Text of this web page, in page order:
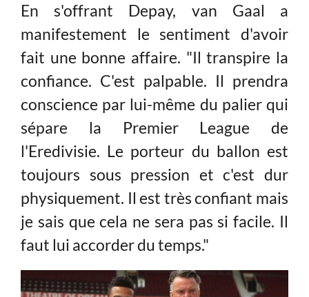
En s'offrant Depay, van Gaal a
manifestement le sentiment d'avoir
fait une bonne affaire. "Il transpire la
confiance. C'est palpable. Il prendra
conscience par lui-même du palier qui
sépare la Premier League de
l'Eredivisie. Le porteur du ballon est
toujours sous pression et c'est dur
physiquement. Il est très confiant mais
je sais que cela ne sera pas si facile. Il
faut lui accorder du temps."